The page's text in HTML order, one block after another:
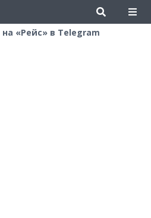
на «Рейс» в Telegram